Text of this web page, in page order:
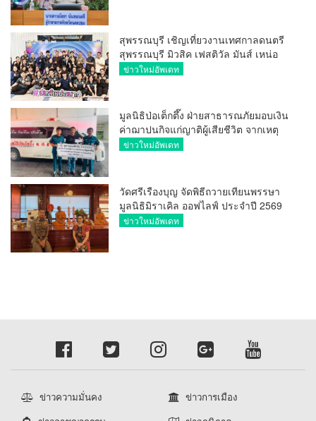
สุพรรณบุรี เชิญเที่ยวงานเทศกาลดนตรี
สุพรรณบุรี มิวสิค เฟสติวัล มันส์ เหน่อ
มาก
ข่าวใหม่อัพเดท
มูลนิธิป่อเต็กตึ๊ง ฝ่ายสาธารณภัยมอบเงิน
ค่าฌาปนกิจแก่ญาติผู้เสียชีวิต จากเหตุ
เพลิงไหม้ โรงเบียร์ ณ ลาดพร้าว จำนวน
ข่าวใหม่อัพเดท
วัดศรีเรืองบุญ จัดพิธีถวายเทียนพรรษา
มูลนิธิมิราเคิล ออฟไลฟ์ ประจำปี 2569
พล.ต.ต.ศิริวัฒน์ ดีพอ ให้เกียรติเป็น
ข่าวใหม่อัพเดท
ข่าวความมั่นคง
ข่าวการเมือง